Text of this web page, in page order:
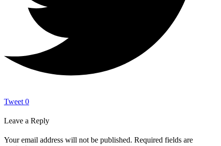
Tweet 0
Leave a Reply
Your email address will not be published. Required fields are